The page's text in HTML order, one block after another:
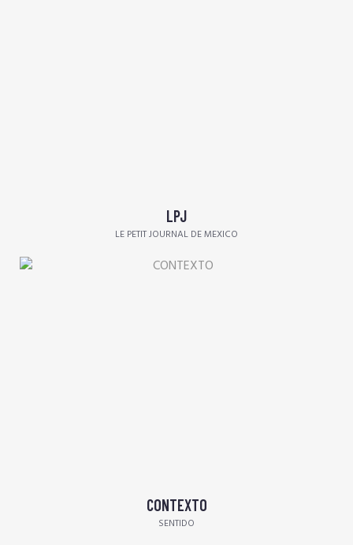
LPJ
LE PETIT JOURNAL DE MEXICO
CONTEXTO
SENTIDO